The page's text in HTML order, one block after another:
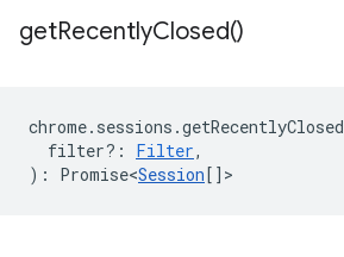
getRecentlyClosed()
chrome. sessions .getRecentlyClosed
filter? : Filter,
) : Promise<Session[] >